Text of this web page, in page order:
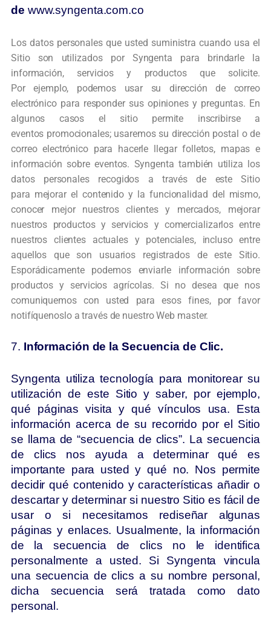
de www.syngenta.com.co
Los datos personales que usted suministra cuando usa el
Sitio son utilizados por Syngenta para brindarle la
información, servicios y productos que solicite.
Porejemplo, podemos usar su dirección de correo
electrónico para responder sus opiniones y preguntas. En
algunos casos el sitio permite inscribirse a
eventos promocionales; usaremos su dirección postal o de
correo electrónico para hacerle llegar folletos, mapas e
información sobre eventos. Syngenta también utiliza los
datos personales recogidos a través de este Sitio
para mejorar el contenido y la funcionalidad del mismo,
conocer mejor nuestros clientes y mercados, mejorar
nuestros productos y servicios y comercializarlos entre
nuestros clientes actuales y potenciales, incluso entre
aquellos que son usuarios registrados deeste Sitio.
Esporádicamente podemos enviarle información sobre
productos y servicios agrícolas. Si no desea que nos
comuniquemos con usted para esos fines, por favor
notifíquenoslo a través de nuestro Web master.
7. Información de la Secuencia de Clic.
Syngenta utiliza tecnología para monitorear su
utilización de este Sitio y saber, por ejemplo,
qué páginas visita y qué vínculos usa. Esta
información acerca de su recorrido por el Sitio
se llama de “secuencia de clics”. La secuencia
de clics nos ayuda a determinar qué es
importante para usted y qué no. Nos permite
decidir qué contenido y características añadir o
descartar y determinar si nuestro Sitio es fácil de
usar o si necesitamos rediseñar algunas
páginas y enlaces. Usualmente, la información
de la secuencia de clics no le identifica
personalmente a usted. Si Syngenta vincula
una secuencia de clics a su nombre personal,
dicha secuencia será tratada como dato
personal.